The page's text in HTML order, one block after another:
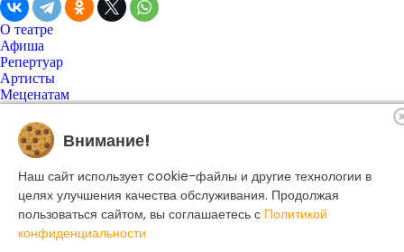
О театре
Афиша
Репертуар
Артисты
Меценатам
Касса театра
Форма поиска
© 2025 Музыкальный театр Геликон-опера.
Политика конфиденциальности
Внимание!
Наш сайт использует cookie-файлы и другие технологии в
целях улучшения качества обслуживания. Продолжая
пользоваться сайтом, вы соглашаетесь с Политикой
конфиденциальности